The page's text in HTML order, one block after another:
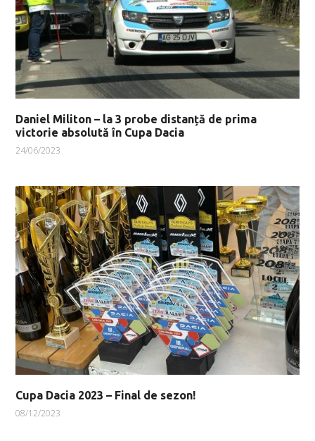
Daniel Militon – la 3 probe distanță de prima
victorie absolută în Cupa Dacia
24/06/2023
Cupa Dacia 2023 – Final de sezon!
08/12/2023